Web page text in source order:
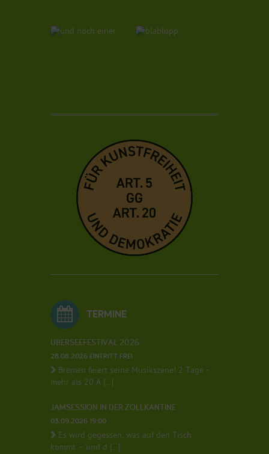
TERMINE
ÜBERSEEFESTIVAL 2026
28.08.2026 EINTRITT FREI
Bremen feiert seine Musikszene! 2 Tage -
mehr als 20 A [...]
JAMSESSION IN DER ZOLLKANTINE
03.09.2026 19:00
Es wird gegessen, was auf den Tisch
kommt – und d [...]